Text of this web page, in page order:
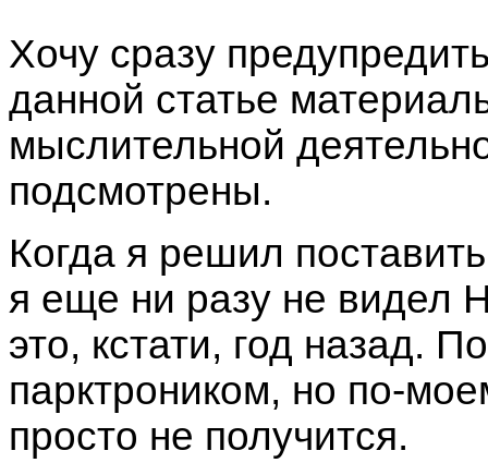
Хочу сразу
данной статье
мыслительной
подсмотрены.
Когда я решил
я еще ни разу не видел
это, кстати, год назад.
парктроником, но по-
просто не получится.